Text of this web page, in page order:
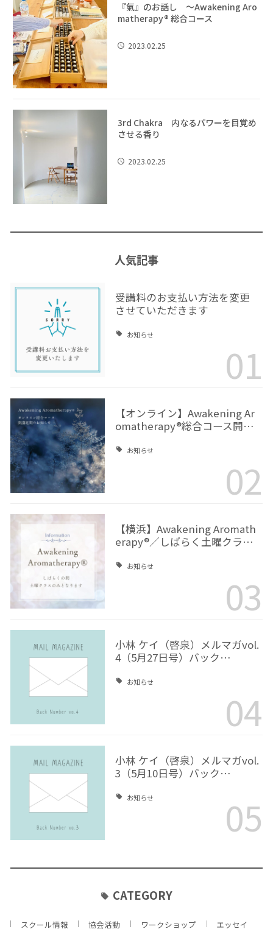
『氣』のお話し 〜Awakening Aro
matherapy®︎ 総合コース
2023.02.25
3rd Chakra 内なるパワーを目覚め
させる香り
2023.02.25
人気記事
受講料のお支払い方法を変更
させていただきます
お知らせ
01
【オンライン】Awakening Ar
omatherapy®総合コース開…
お知らせ
02
【横浜】Awakening Aromath
erapy®／しばらく土曜クラ…
お知らせ
03
小林 ケイ（啓泉）メルマガvol.
4（5月27日号）バック…
お知らせ
04
小林 ケイ（啓泉）メルマガvol.
3（5月10日号）バック…
お知らせ 05
CATEGORY
スクール情報 協会活動 ワークショップ エッセイ